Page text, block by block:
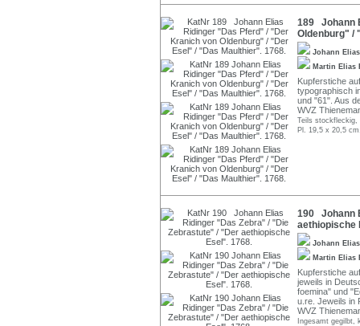
189 Johann
Oldenburg" /
Johann
Martin
Kupferstiche
typographisch
und "61". Aus
WVZ
Teils stockfleckig,
Pl. 19,5 x 20,5
190 Johann
aethiopische
Johann
Martin
Kupferstiche
jeweils in
foemina" und
u.re. Jeweils in
WVZ
Ingesamt gegilbt,